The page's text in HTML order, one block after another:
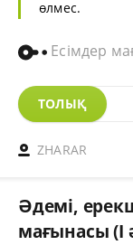
өлмес.
Есімдер
ТОЛЫҚ
ZHARAR
Әдемі,
мағынасы